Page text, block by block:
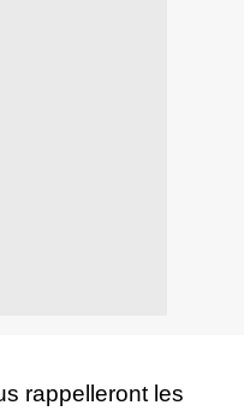
rappelleront les